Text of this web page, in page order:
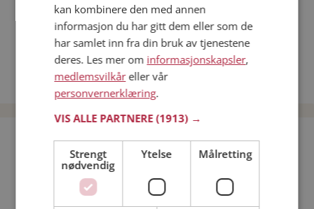
Flere singlemenn fra Trondheim: Geir Rune
Trondheim
Kvinner fra Trondheim
Date kvinner i Norge
Date menn i Norge
Bli medlem gratis!
Jeg er en: Mann Kvinne
kan kombinere den med annen
informasjon du har gitt dem eller som de
har samlet inn fra din bruk av tjenestene
deres. Les mer om informasjonskapsler,
medlemsvilkåreller vår
personvernerklæring.
VIS ALLE PARTNERE(1913) →
Strengt
nødvendig
Ytelse Målretting